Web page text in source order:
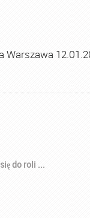
Warszawa
do roli ...